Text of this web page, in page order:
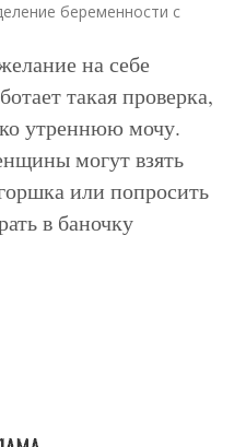
беременности с
на себе
такая проверка,
утреннюю мочу.
могут взять
или попросить
в баночку